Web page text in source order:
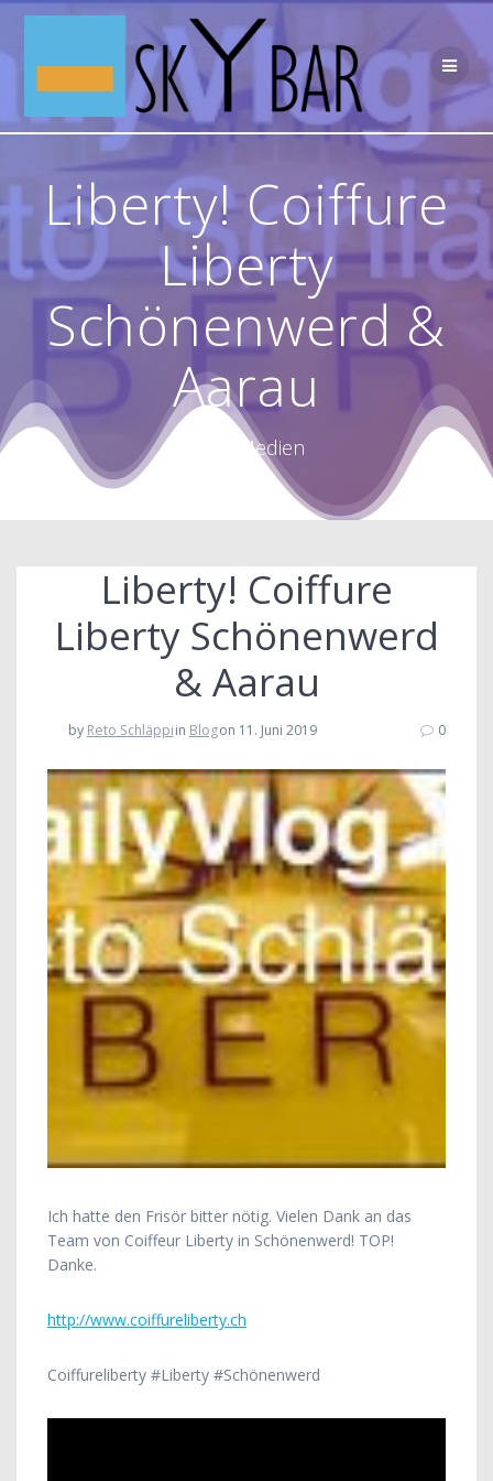
Skip
to
content
Liberty! Coiffure
Liberty
Schönenwerd &
Aarau
PR & Medien
Liberty! Coiffure
Liberty Schönenwerd
& Aarau
by Reto Schläppiin Blogon 11. Juni 2019 0
Ich hatte den Frisör bitter nötig. Vielen Dank an das
Team von Coiffeur Liberty in Schönenwerd! TOP!
Danke.
http://www.coiffureliberty.ch
Coiffureliberty #Liberty #Schönenwerd